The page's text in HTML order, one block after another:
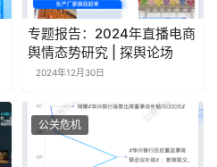
专题报告：2024年直播电商
舆情态势研究 | 探舆论场
2024年12月30日
公关危机